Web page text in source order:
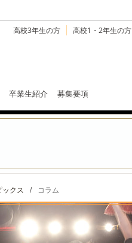
高校3年生の方 高校1・2年生の方
卒業生紹介 募集要項
ックス / コラム